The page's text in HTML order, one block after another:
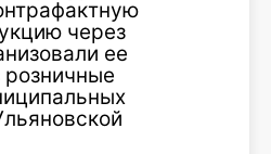
через
ее